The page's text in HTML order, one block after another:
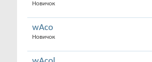
Новичок
wAco
Новичок